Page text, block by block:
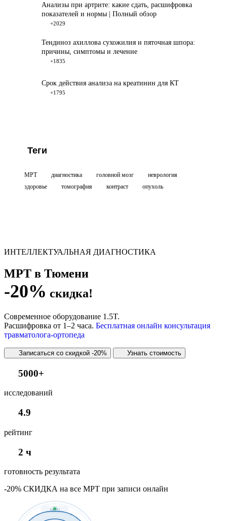
Анализы при артрите: какие сдать, расшифровка
показателей и нормы | Полный обзор
+2029
Тендиноз ахиллова сухожилия и пяточная шпора:
причины, симптомы и лечение
+1835
Срок действия анализа на креатинин для КТ
+1795
Теги
МРТ диагностика головной мозг
неврология
здоровье
томография контраст опухоль
ИНТЕЛЛЕКТУАЛЬНАЯ ДИАГНОСТИКА
МРТ в Тюмени
-20% скидка!
Современное оборудование 1.5T.
Расшифровка от 1–2 часа. Бесплатная онлайн консультация
травматолога-ортопеда
Записаться со скидкой -20% Узнать стоимость
5000+
исследований
4.9
рейтинг
2 ч
готовность результата
-20% СКИДКА на все МРТ при записи онлайн
MRI